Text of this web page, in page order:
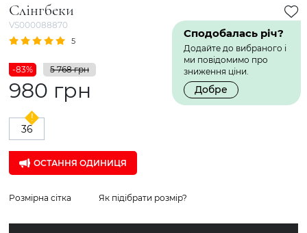
Слінгбеки
VS000088870
Сподобалась річ?
Додайте до вибраного і
ми повідомимо про
зниження ціни.
Добре
5
-83% 5 768 грн
980 грн
36
ОСТАННЯ ОДИНИЦЯ
Розмірна сітка Як підібрати розмір?